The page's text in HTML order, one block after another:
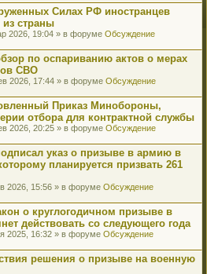
Силах РФ иностранцев
из страны
2026, 19:04 » в форуме Обсуждение
по оспариванию актов о мерах
СВО
2026, 17:44 » в форуме Обсуждение
Приказ Минобороны,
отбора для контрактной службы
2026, 20:25 » в форуме Обсуждение
указ о призыве в армию в
планируется призвать 261
2026, 15:56 » в форуме Обсуждение
о круглогодичном призыве в
действовать со следующего года
2025, 16:32 » в форуме Обсуждение
решения о призыве на военную